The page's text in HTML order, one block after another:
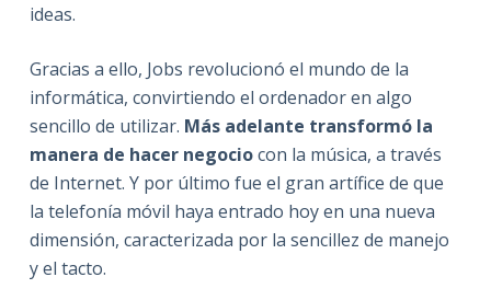
ideas.
Gracias a ello, Jobs revolucionó el mundo de la
informática, convirtiendo el ordenador en algo
sencillo de utilizar. Más adelante transformó la
manera de hacer negociocon la música, a través
de Internet. Y por último fue el gran artífice de que
la telefonía móvil haya entrado hoy en una nueva
dimensión, caracterizada por la sencillez de manejo
y el tacto.